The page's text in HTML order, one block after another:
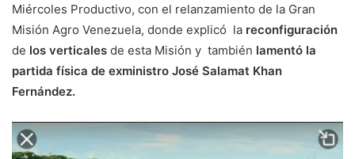
Miércoles Productivo, con el relanzamiento de la Gran
Misión Agro Venezuela, donde explicó la reconfiguración
de los verticales de esta Misión y también lamentó la
partida física de exministro José Salamat Khan
Fernández.